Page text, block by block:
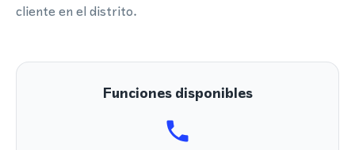
cliente en el distrito.
Funciones disponibles